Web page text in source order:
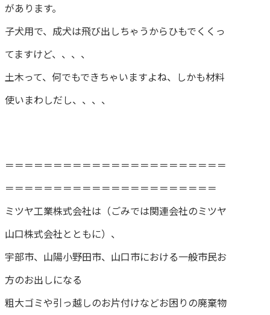
があります。
子犬用で、成犬は飛び出しちゃうからひもでくくっ
てますけど、、、、
土木って、何でもできちゃいますよね、しかも材料
使いまわしだし、、、、
＝＝＝＝＝＝＝＝＝＝＝＝＝＝＝＝＝＝＝＝＝＝＝
＝＝＝＝＝＝＝＝＝＝＝＝＝＝＝＝＝＝＝＝＝＝
ミツヤ工業株式会社は（ごみでは関連会社のミツヤ
山口株式会社とともに）、
宇部市、山陽小野田市、山口市における一般市民お
方のお出しになる
粗大ゴミや引っ越しのお片付けなどお困りの廃棄物